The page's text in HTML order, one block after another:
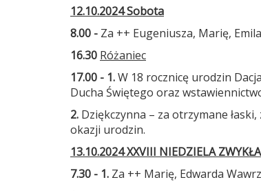
12.10.2024 Sobota
8.00 - Za ++ Eugeniusza, Marię,
16.30 Różaniec
17.00 - 1.W 18 rocznicę urodzin
Ducha Świętego oraz
2. Dziękczynna – za otrzymane
okazji urodzin.
13.10.2024 XXVIII NIEDZIELA ZWYKŁA
7.30 - 1. Za ++ Marię, Edwarda